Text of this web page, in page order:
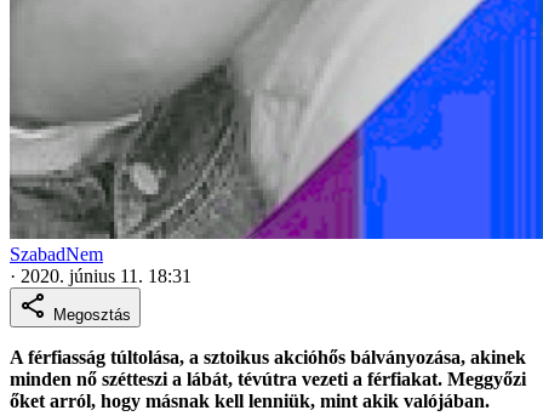
SzabadNem
· 2020. június 11. 18:31
Megosztás
A férfiasság túltolása, a sztoikus akcióhős bálványozása, akinek
minden nő szétteszi a lábát, tévútra vezeti a férfiakat. Meggyőzi
őket arról, hogy másnak kell lenniük, mint akik valójában.